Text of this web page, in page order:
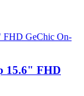
15.6" FHD